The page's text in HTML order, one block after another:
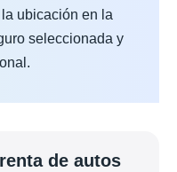
ubicación en la
seleccionada y
de autos